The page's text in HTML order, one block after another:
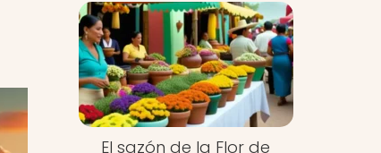
El sazón de la Flor de